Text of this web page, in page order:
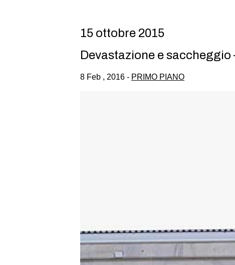
15 ottobre 2015
Devastazione e saccheggio
8 Feb , 2016 - PRIMO PIANO